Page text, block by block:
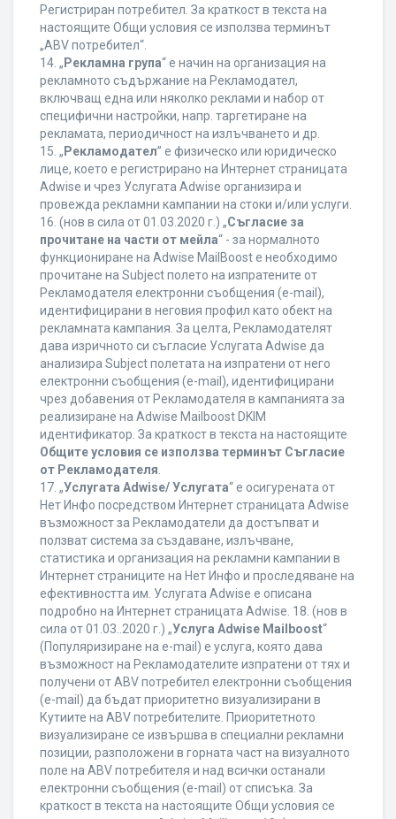
Регистриран потребител. За краткост в текста на
настоящите Общи условия се използва терминът
„ABV потребител“.
14. „ Рекламна група“ е начин на организация на
рекламното съдържание на Рекламодател,
включващ една или няколко реклами и набор от
специфични настройки, напр. таргетиране на
рекламата, периодичност на излъчването и др.
15. „ Рекламодател” е физическо или юридическо
лице, което е регистрирано на Интернет страницата
Adwise и чрез Услугата Adwise организира и
провежда рекламни кампании на стоки и/или услуги.
16. (нов в сила от 01.03.2020 г.) „Съгласие за
прочитане на части от мейла“ - за нормалното
функциониране на Adwise MailBoost е необходимо
прочитане на Subject полето на изпратените от
Рекламодателя електронни съобщения (e-mail),
идентифицирани в неговия профил като обект на
рекламната кампания. За целта, Рекламодателят
дава изричното си съгласие Услугата Adwise да
анализира Subject полетата на изпратени от него
електронни съобщения (e-mail), идентифицирани
чрез добавения от Рекламодателя в кампанията за
реализиране на Adwise Mailboost DKIM
идентификатор. За краткост в текста на настоящите
Общите условия се използва терминът Съгласие
от Рекламодателя
17. „Услугата Adwise/ Услугата“ е осигурената от
Нет Инфо посредством Интернет страницата Adwise
възможност за Рекламодатели да достъпват и
ползват система за създаване, излъчване,
статистика и организация на рекламни кампании в
Интернет страниците на Нет Инфо и проследяване на
ефективността им. Услугата Adwise е описана
подробно на Интернет страницата Adwise. 18. (нов в
сила от 01.03..2020 г.) „Услуга Adwise Mailboost“
(Популяризиране на e-mail) е услуга, която дава
възможност на Рекламодателите изпратени от тях и
получени от ABV потребител електронни съобщения
(e-mail) да бъдат приоритетно визуализирани в
Кутиите на ABV потребителите. Приоритетното
визуализиране се извършва в специални рекламни
позиции, разположени в горната част на визуалното
поле на ABV потребителя и над всички останали
електронни съобщения (e-mail) от списъка. За
краткост в текста на настоящите Общи условия се